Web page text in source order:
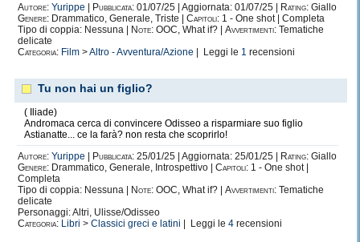
Autore: Yurippe Pubblicata: 01/07/25 | Aggiornata: 01/07/25 | Rating: Giallo
Genere: Drammatico, Generale, Triste | Capitoli: 1 - One shot | Completa
Tipo di coppia: Nessuna |
Note: OOC, What if? | Avvertimenti: Tematiche
delicate
Categoria: Film >Altro - Avventura/Azione | Leggi le 1 recensioni
Tu non hai un figlio?
( Iliade)
Andromaca cerca di convincere Odisseo a risparmiare suo figlio
Astianatte... ce la farà? non resta che scoprirlo!
Autore: Yurippe Pubblicata: 25/01/25 | Aggiornata: 25/01/25 | Rating: Giallo
Genere: Drammatico, Generale, Introspettivo | Capitoli: 1 - One shot |
Completa
Tipo di coppia: Nessuna |
Note: OOC, What if? | Avvertimenti: Tematiche
delicate
Personaggi: Altri, Ulisse/Odisseo
Categoria: Libri > Classici greci e latini | Leggi le 4 recensioni